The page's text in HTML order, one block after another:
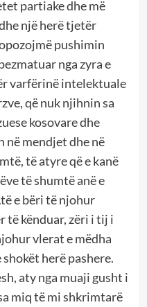
partiake dhe më
një herë tjetër
pushimin
nga zyra e
varfërinë intelektuale
që nuk njihnin sa
kosovare dhe
mendjet dhe në
të atyre që e kanë
të shumtë anë e
e bëri të njohur
të kënduar, zëri i tij i
vlerat e mëdha
herë pashere.
aty nga muaji gusht i
miq të mi shkrimtarë